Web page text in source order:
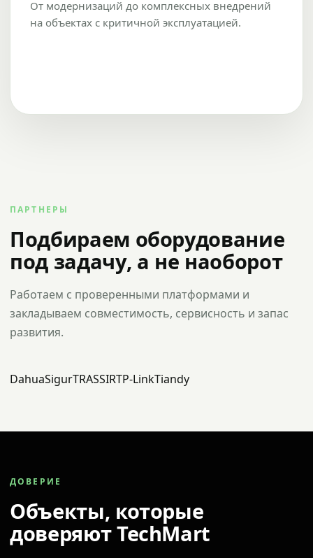
От модернизаций до комплексных внедрений
на объектах с критичной эксплуатацией.
ПАРТНЕРЫ
Подбираем оборудование
под задачу, а не наоборот
Работаем с проверенными платформами и
закладываем совместимость, сервисность и запас
развития.
DahuaSigurTRASSIRTP-LinkTiandy
ДОВЕРИЕ
Объекты, которые
доверяют TechMart